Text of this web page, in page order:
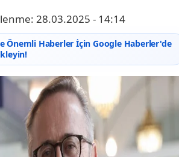
28.03.2025 - 14:14
Önemli Haberler İçin Google Haberler'de